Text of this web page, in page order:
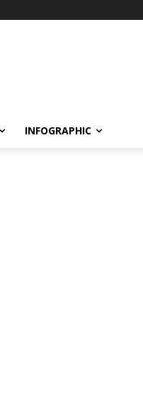
INFOGRAPHIC